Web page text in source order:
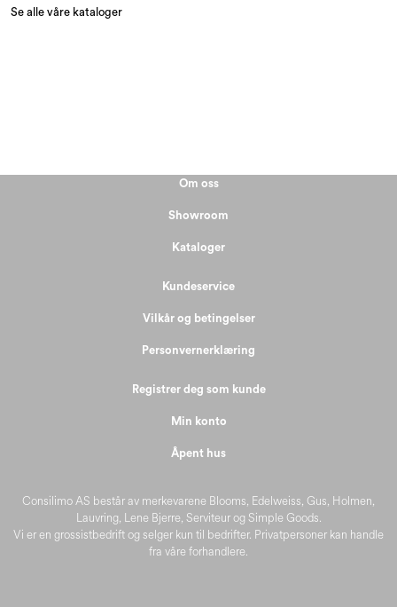
Se alle våre kataloger
Consilimo AS består av merkevarene Blooms, Edelweiss, Gus, Holmen,
Lauvring, Lene Bjerre, Serviteur og Simple Goods.
Vi er en grossistbedrift og selger kun til bedrifter. Privatpersoner kan handle
fra våre forhandlere.
Om oss
Showroom
Kataloger
Kundeservice
Vilkår og betingelser
Personvernerklæring
Registrer deg som kunde
Min konto
Åpent hus